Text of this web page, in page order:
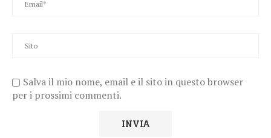
Salva il mio nome, email e il sito in questo browser
per i prossimi commenti.